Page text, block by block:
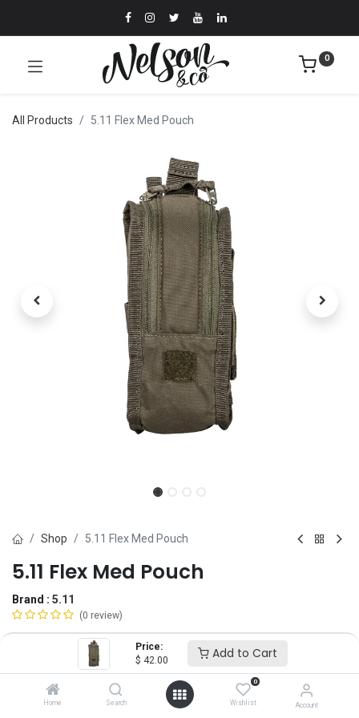
Price:
$ 42.00 Add to Cart
Home Search
0
Wishlist Account
0
All Products 5.11 Flex Med Pouch
Shop 5.11 Flex Med Pouch
5.11 Flex Med Pouch
Brand : 5.11
(0 review)
$42.00
Add to Cart ADD TO WISHLIST